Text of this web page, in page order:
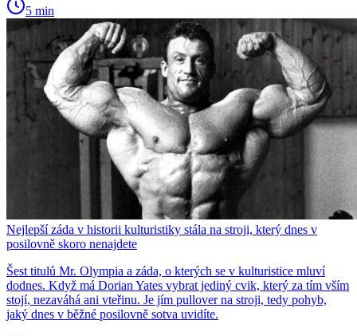
5 min
Nejlepší záda v historii kulturistiky stála na stroji, který dnes v
posilovně skoro nenajdete
Šest titulů Mr. Olympia a záda, o kterých se v kulturistice mluví
dodnes. Když má Dorian Yates vybrat jediný cvik, který za tím vším
stojí, nezaváhá ani vteřinu. Je jím pullover na stroji, tedy pohyb,
jaký dnes v běžné posilovně sotva uvidíte.